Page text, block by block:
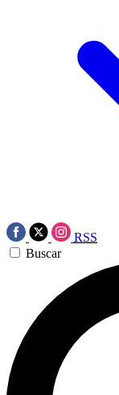
RSS
Buscar